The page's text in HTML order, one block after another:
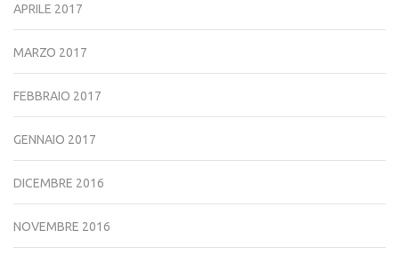
APRILE 2017
MARZO 2017
FEBBRAIO 2017
GENNAIO 2017
DICEMBRE 2016
NOVEMBRE 2016